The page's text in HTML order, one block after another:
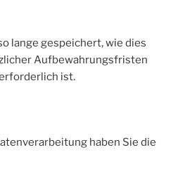
lange gespeichert, wie dies
Aufbewahrungsfristen
ist.
haben Sie die